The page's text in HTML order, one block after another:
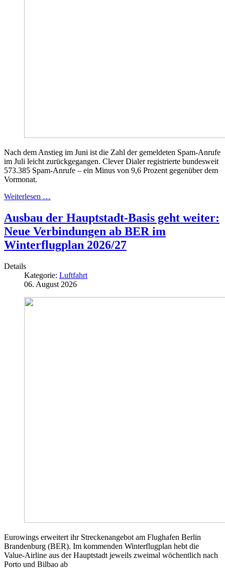
Nach dem Anstieg im Juni ist die Zahl der gemeldeten Spam-Anrufe
im Juli leicht zurückgegangen. Clever Dialer registrierte bundesweit
573.385 Spam-Anrufe – ein Minus von 9,6 Prozent gegenüber dem
Vormonat.
Weiterlesen …
Ausbau der Hauptstadt-Basis geht weiter:
Neue Verbindungen ab BER im
Winterflugplan 2026/27
Details
Kategorie: Luftfahrt
06. August 2026
Eurowings erweitert ihr Streckenangebot am Flughafen Berlin
Brandenburg (BER). Im kommenden Winterflugplan hebt die
Value-Airline aus der Hauptstadt jeweils zweimal wöchentlich nach
Porto und Bilbao ab